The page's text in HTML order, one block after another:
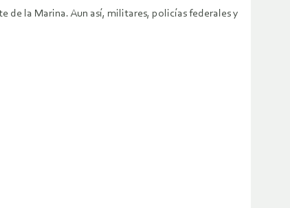
de la Marina. Aun así, militares, policías federales y